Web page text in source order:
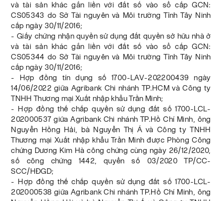
và tài sản khác gắn liền với đất số vào sổ cấp GCN:
CS05343 do Sở Tài nguyên và Môi trường Tỉnh Tây Ninh
cấp ngày 30/11/2016;
- Giấy chứng nhận quyền sử dụng đất quyền sở hữu nhà ở
và tài sản khác gắn liền với đất số vào sổ cấp GCN:
CS05344 do Sở Tài nguyên và Môi trường Tỉnh Tây Ninh
cấp ngày 30/11/2016;
- Hợp đồng tín dụng số 1700-LAV-202200439 ngày
14/06/2022 giữa Agribank Chi nhánh TP.HCM và Công ty
TNHH Thương mại Xuất nhập khẩu Trần Minh;
- Hợp đồng thế chấp quyền sử dụng đất số 1700-LCL-
202000537 giữa Agribank Chi nhánh TP.Hồ Chí Minh, ông
Nguyễn Hồng Hải, bà Nguyễn Thị Á và Công ty TNHH
Thương mại Xuất nhập khẩu Trần Minh được Phòng Công
chứng Dương Kim Hà công chứng cùng ngày 26/12/2020,
số công chứng 1442, quyển số 03/2020 TP/CC-
SCC/HĐGD;
- Hợp đồng thế chấp quyền sử dụng đất số 1700-LCL-
202000538 giữa Agribank Chi nhánh TP.Hồ Chí Minh, ông